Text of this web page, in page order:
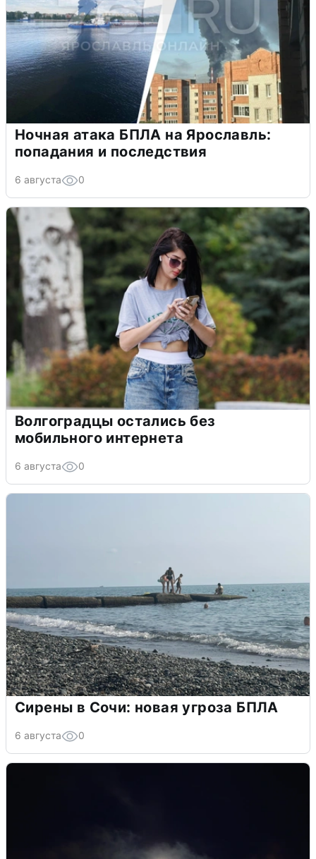
Ночная атака БПЛА на Ярославль:
попадания и последствия
6 августа 0
Волгоградцы остались без
мобильного интернета
6 августа 0
Сирены в Сочи: новая угроза БПЛА
6 августа 0